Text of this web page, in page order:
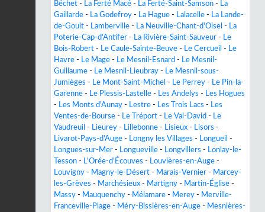
Béchet - La Ferté Macé - La Ferté-Saint-Samson - La
Gaillarde - La Godefroy - La Hague - Lalacelle - La Lande-
de-Goult - Lamberville - La Neuville-Chant-d'Oisel - La
Poterie-Cap-d'Antifer - La Rivière-Saint-Sauveur - Le
Bois-Robert - Le Caule-Sainte-Beuve - Le Cercueil - Le
Havre - Le Mage - Le Mesnil-Esnard - Le Mesnil-
Guillaume - Le Mesnil-Lieubray - Le Mesnil-sous-
Jumièges - Le Mont-Saint-Michel - Le Perrey - Le Pin-la-
Garenne - Le Plessis-Lastelle - Les Andelys - Les Hogues
- Les Monts d'Aunay - Lestre - Les Trois Lacs - Les
Ventes-de-Bourse - Le Tréport - Le Val-David - Le
Vaudreuil - Lieurey - Lillebonne - Lisieux - Lisors -
Livarot-Pays-d'Auge - Longny les Villages - Longueil -
Longues-sur-Mer - Longueville - Longvillers - Lonlay-le-
Tesson - L'Orée-d'Écouves - Louvières-en-Auge -
Louvigny - Magny-le-Désert - Marais-Vernier - Marcey-
les-Grèves - Marchésieux - Martigny - Martin-Église -
Massy - Mauquenchy - Mélamare - Merey - Merville-
Franceville-Plage - Méry-Bissières-en-Auge - Mesnières-